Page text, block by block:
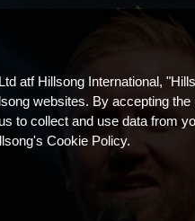
atf Hillsong International,
websites. By accepting
to collect and use data from
Cookie Policy.